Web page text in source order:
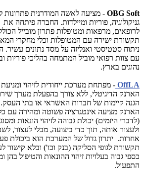
OBG Soft - מציעה לאשה המודרנית פתרונות
גניקולוגיה, פוריות ומיילדות. החברה פיתחה את
לרופאים, מרפאות ומטופלות פתרון מובייל
תקשורת ישירה עם המטופלות וכלי מחקרי
ניתוח סטטיסטי ואנליזה על מסד נתונים
עם צוות רפואי מוביל המתמחה בהליכי פוריות
נהוגים בארץ.
OffLA - מפתחת מערכת ייחודית לזיהוי
הארנק הדיגיטלי, ללא צורך בהפעלת מערך
הגנה קיימות של חברות האשראי או בתי
הארנק מציעה אינטגרציה פשוטה ומהירה עם
(לדברי היזמים) יכולת גבוהה לזיהוי הונאות
ולעצור אותה, תוך כדי ביצועה, מבלי לעצור,
אחרות. יתרון גדול של המערכת הוא ביכולת
תקשורת לגופי הסליקה (בנק וכו') ובלא קישור
כספי גבוה בעלויות זיהוי ההונאות והטיפול
התפעול.